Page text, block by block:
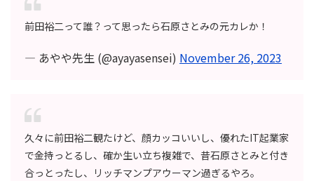
前田裕二って誰？って思ったら石原さとみの元カレか！
— あやや先生 (@ayayasensei) November 26, 2023
久々に前田裕二観たけど、顔カッコいいし、優れたIT起業家
で金持っとるし、確か生い立ち複雑で、昔石原さとみと付き
合っとったし、リッチマンプアウーマン過ぎるやろ。